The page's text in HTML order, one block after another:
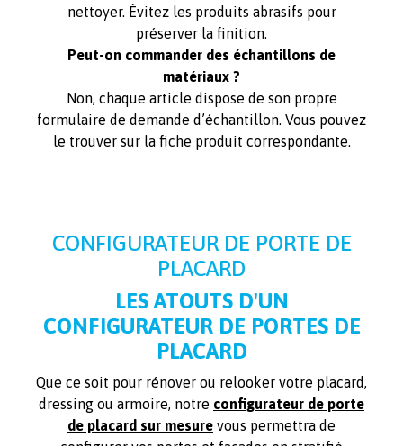
nettoyer. Évitez les produits abrasifs pour
préserver la finition.
Peut-on commander des échantillons de
matériaux ?
Non, chaque article dispose de son propre
formulaire de demande d’échantillon. Vous pouvez
le trouver sur la fiche produit correspondante.
CONFIGURATEUR DE PORTE DE
PLACARD
LES ATOUTS D'UN
CONFIGURATEUR DE PORTES DE
PLACARD
Que ce soit pour rénover ou relooker votre placard,
dressing ou armoire, notre configurateur de porte
de placard sur mesure vous permettra de